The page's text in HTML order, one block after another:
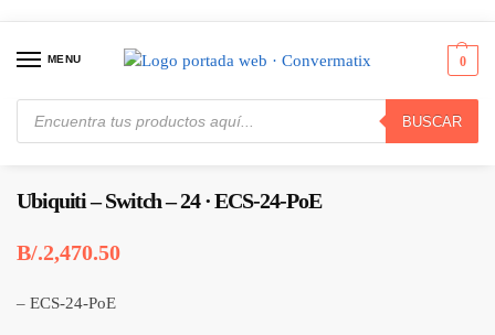
MENU
BUSCAR
0
Inicio / Redes Hubs & Switches / Ubiquiti – Switch – 24 · ECS-24-PoE
Ubiquiti – Switch – 24 · ECS-24-PoE
B/.2,470.50
– ECS-24-PoE